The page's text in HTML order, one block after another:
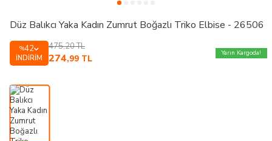
Düz Balıkcı Yaka Kadın Zumrut Boğazlı Triko Elbise - 26506
%42
İNDIRIM
475,20TL
274,99 TL
Yarın Kargoda!